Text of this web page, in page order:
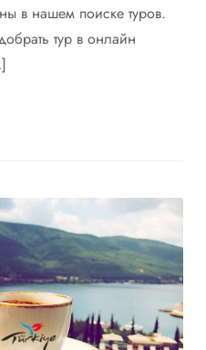
в нашем поиске туров.
тур в онлайн